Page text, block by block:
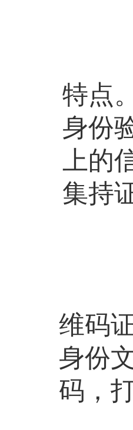
二
特点
身份
上
集持
一
维码
身份
码，